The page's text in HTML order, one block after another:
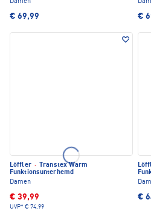
Damen
€ 69,99 €
Löffler ·
Transtex Warm
Funktionsunterhemd
Damen
€ 39,99
UVP* € 74,99
€